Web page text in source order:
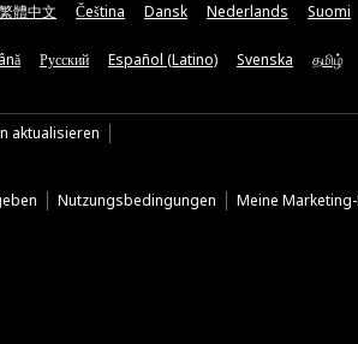
繁體中文 Čeština Dansk Nederlands Suomi
Русский Español (Latino) Svenska தமிழ்
aktualisieren
Nutzungsbedingungen Meine